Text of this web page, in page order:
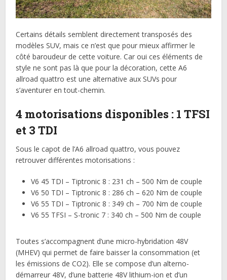
Certains détails semblent directement transposés des
modèles SUV, mais ce n’est que pour mieux affirmer le
côté baroudeur de cette voiture. Car oui ces éléments de
style ne sont pas là que pour la décoration, cette A6
allroad quattro est une alternative aux SUVs pour
s’aventurer en tout-chemin.
4 motorisations disponibles : 1 TFSI
et 3 TDI
Sous le capot de l’A6 allroad quattro, vous pouvez
retrouver différentes motorisations :
V6 45 TDI – Tiptronic 8 : 231 ch – 500 Nm de couple
V6 50 TDI – Tiptronic 8 : 286 ch – 620 Nm de couple
V6 55 TDI – Tiptronic 8 : 349 ch – 700 Nm de couple
V6 55 TFSI – S-tronic 7 : 340 ch – 500 Nm de couple
Toutes s’accompagnent d’une micro-hybridation 48V
(MHEV) qui permet de faire baisser la consommation (et
les émissions de CO2). Elle se compose d’un alterno-
démarreur 48V, d’une batterie 48V lithium-ion et d’un